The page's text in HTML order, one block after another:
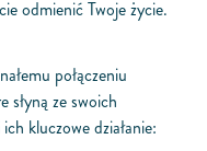
odmienić Twoje życie.
połączeniu
słyną ze swoich
kluczowe działanie: